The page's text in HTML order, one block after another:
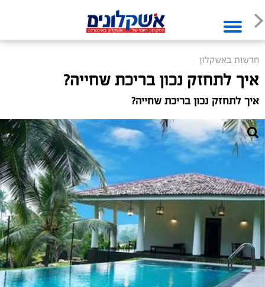
חדשות באשקלון
איך לתחזק נכון בריכת שחייה?
איך לתחזק נכון בריכת שחייה?